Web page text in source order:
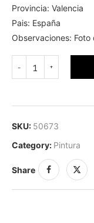
Provincia: Valencia
Pais: España
Observaciones:
SKU: 50673
Category: Pintura
Share